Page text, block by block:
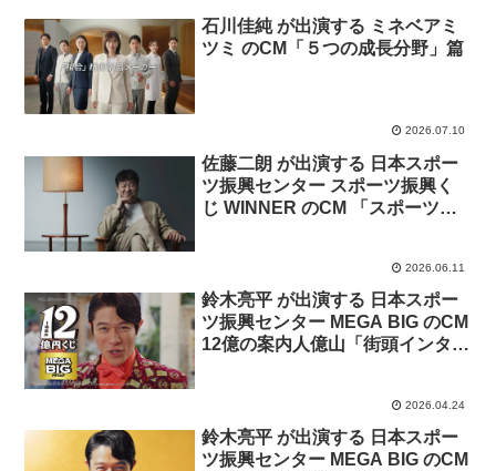
石川佳純 が出演する ミネベアミ
ツミ のCM「５つの成長分野」篇
2026.07.10
佐藤二朗 が出演する 日本スポー
ツ振興センター スポーツ振興く
じ WINNER のCM 「スポーツを
2026.06.11
鈴木亮平 が出演する 日本スポー
ツ振興センター MEGA BIG のCM
12億の案内人億山「街頭インタビ
2026.04.24
鈴木亮平 が出演する 日本スポー
ツ振興センター MEGA BIG のCM